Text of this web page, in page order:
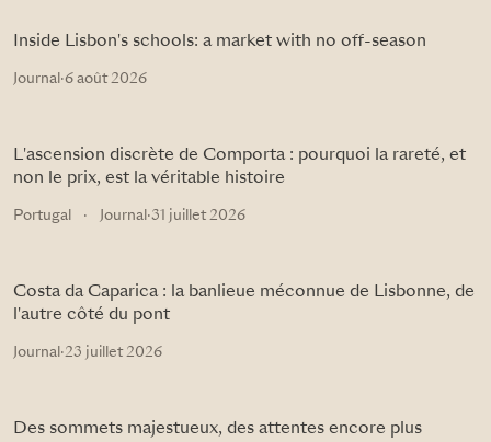
Inside Lisbon's schools: a market with no off-season
Journal ·6 août 2026
L'ascension discrète de Comporta : pourquoi la rareté, et
non le prix, est la véritable histoire
Portugal · Journal ·31 juillet 2026
Costa da Caparica : la banlieue méconnue de Lisbonne, de
l'autre côté du pont
Journal ·23 juillet 2026
Des sommets majestueux, des attentes encore plus